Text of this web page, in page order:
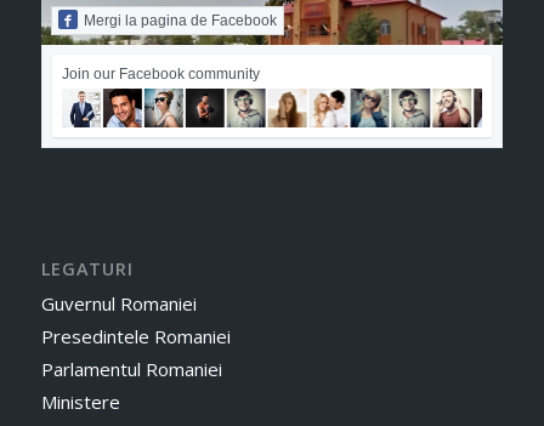
Mergi la pagina de Facebook
Join our Facebook community
LEGATURI
Guvernul Romaniei
Presedintele Romaniei
Parlamentul Romaniei
Ministere